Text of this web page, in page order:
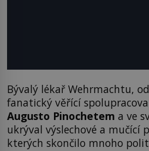
Bývalý lékař Wehrmachtu,
fanatický věřící
Augusto Pinochetem a ve
ukrýval výslechové a mučící
kterých skončilo mnoho